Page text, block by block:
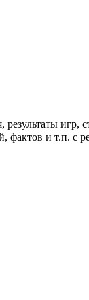
фактов и т.п. с